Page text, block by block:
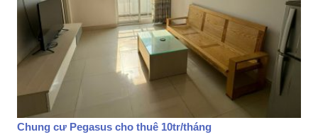
Chung cư Pegasus cho thuê 10tr/tháng